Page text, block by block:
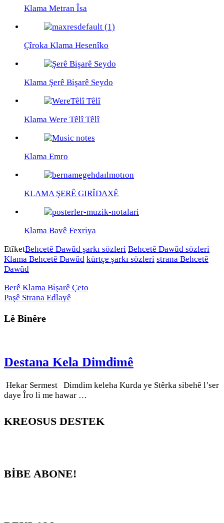
Klama Metran Îsa
Çîroka Klama Hesenîko
Klama Şerê Bişarê Seydo
Klama Were Têlî Têlî
Klama Emro
KLAMA ŞERÊ GIRÎDAXÊ
Klama Bavê Fexriya
EtîketBehcetê Dawûd şarkı sözleri Behcetê Dawûd sözleri
Klama Behcetê Dawûd kürtçe şarkı sözleri strana Behcetê
Dawûd
Berê Klama Bişarê Çeto
Paşê Strana Edlayê
Lê Binêre
Destana Kela Dimdimê
Hekar Sermest Dimdim keleha Kurda ye Stêrka sibehê l’ser
daye Îro li me hawar …
KREOSUS DESTEK
BİBE ABONE!